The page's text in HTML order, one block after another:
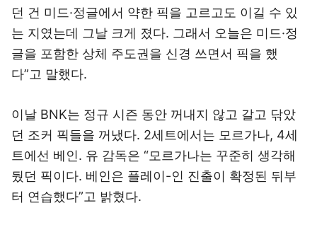
던 건 미드·정글에서 약한 픽을 고르고도 이길 수 있
는 지였는데 그날 크게 졌다. 그래서 오늘은 미드·정
글을 포함한 상체 주도권을 신경 쓰면서 픽을 했
다”고 말했다.
이날 BNK는 정규 시즌 동안 꺼내지 않고 갈고 닦았
던 조커 픽들을 꺼냈다. 2세트에서는 모르가나, 4세
트에선 베인. 유 감독은 “모르가나는 꾸준히 생각해
뒀던 픽이다. 베인은 플레이-인 진출이 확정된 뒤부
터 연습했다”고 밝혔다.